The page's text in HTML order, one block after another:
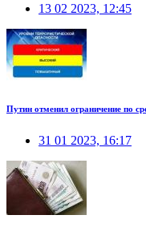
13 02 2023, 12:45
Путин отменил ограничение по
31 01 2023, 16:17